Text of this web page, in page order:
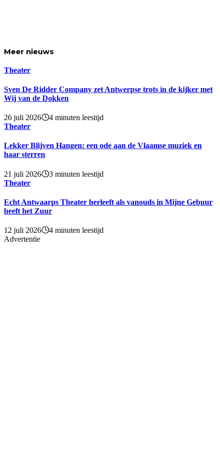
Meer nieuws
Theater
Sven De Ridder Company zet Antwerpse trots in de kijker met
Wij van de Dokken
26 juli 2026
4 minuten leestijd
Theater
Lekker Blijven Hangen: een ode aan de Vlaamse muziek en
haar sterren
21 juli 2026
3 minuten leestijd
Theater
Echt Antwaarps Theater herleeft als vanouds in Mijne Gebuur
heeft het Zuur
12 juli 2026
4 minuten leestijd
Advertentie